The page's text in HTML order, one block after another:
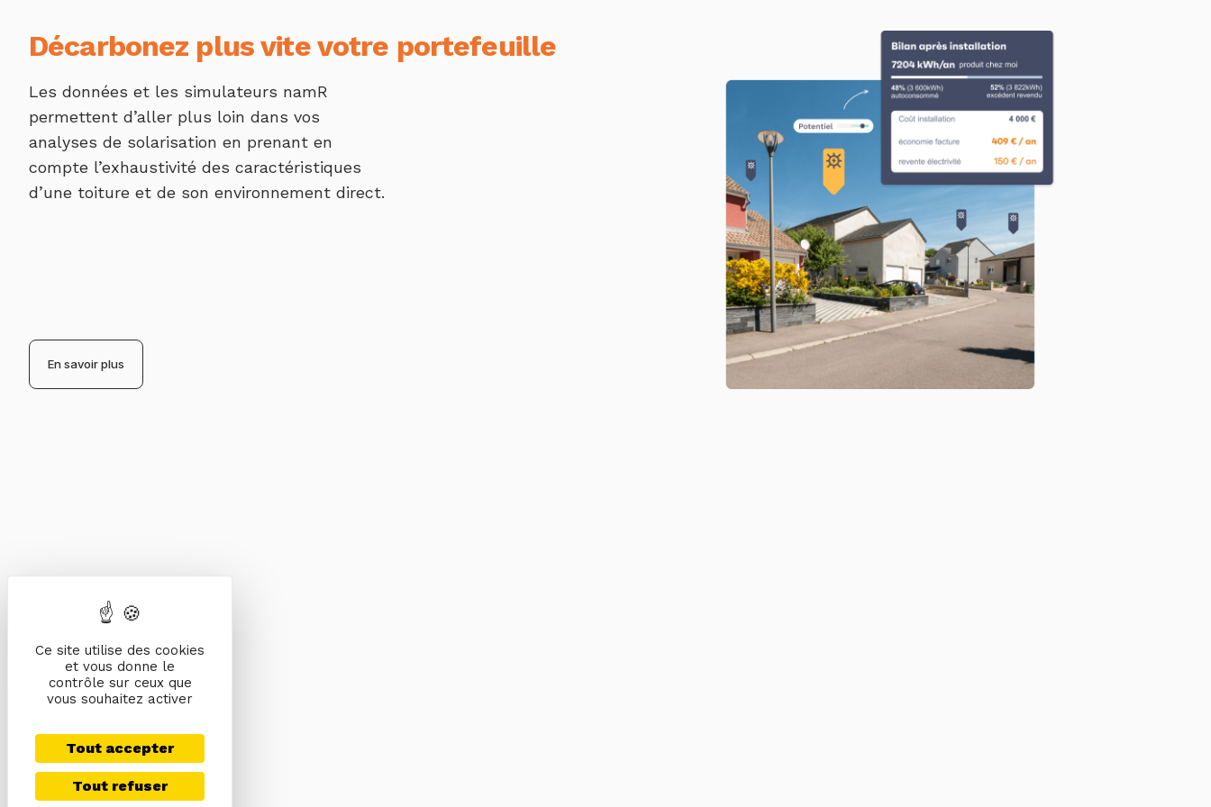
Décarbonez plus vite votre portefeuille
Les données et les simulateurs namR
permettent d’aller plus loin dans vos
analyses de solarisation en prenant en
compte l’exhaustivité des caractéristiques
d’une toiture et de son environnement direct.
En savoir plus
Ce site utilise des cookies
et vous donne le
contrôle sur ceux que
vous souhaitez activer
Tout accepter
Tout refuser